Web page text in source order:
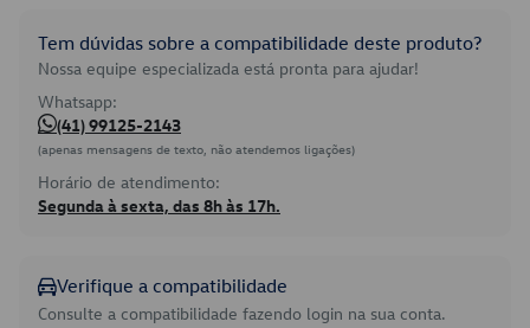
Tem dúvidas sobre a compatibilidade deste produto?
Nossa equipe especializada está pronta para ajudar!
Whatsapp:
(41) 99125-2143
(apenas mensagens de texto, não atendemos ligações)
Horário de atendimento:
Segunda à sexta, das 8h às 17h.
Verifique a compatibilidade
Consulte a compatibilidade fazendo login na sua conta.